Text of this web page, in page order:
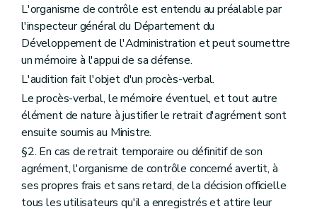
L'organisme de contrôle est entendu au préalable par
l'inspecteur général du Département du
Développement de l'Administration et peut soumettre
un mémoire à l'appui de sa défense.
L'audition fait l'objet d'un procès-verbal.
Le procès-verbal, le mémoire éventuel, et tout autre
élément de nature à justifier le retrait d'agrément sont
ensuite soumis au Ministre.
§2. En cas de retrait temporaire ou définitif de son
agrément, l'organisme de contrôle concerné avertit, à
ses propres frais et sans retard, de la décision officielle
tous les utilisateurs qu'il a enregistrés et attire leur